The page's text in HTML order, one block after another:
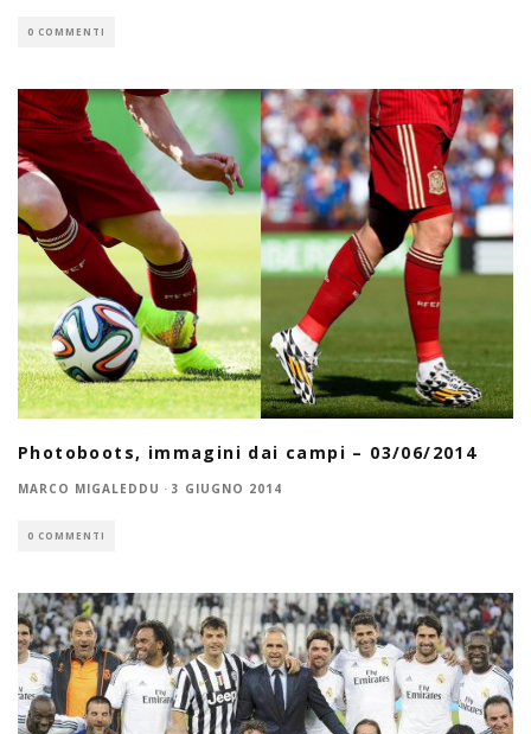
0 COMMENTI
Photoboots, immagini dai campi – 03/06/2014
MARCO MIGALEDDU · 3 GIUGNO 2014
0 COMMENTI